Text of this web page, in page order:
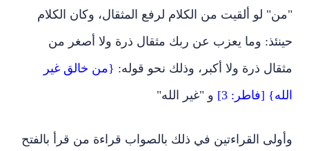
"من" لو ألقيت من الكلام لرفع المثقال، وكان الكلام
حينئذ: وما يعزب عن ربك مثقال ذرة ولا أصغر من
مثقال ذرة ولا أكبر، وذلك نحو قوله: {من خالق غير
الله} [فاطر: 3]
و "غير الله"
وأولى القراءتين في ذلك بالصواب قراءة من قرأ بالفتح